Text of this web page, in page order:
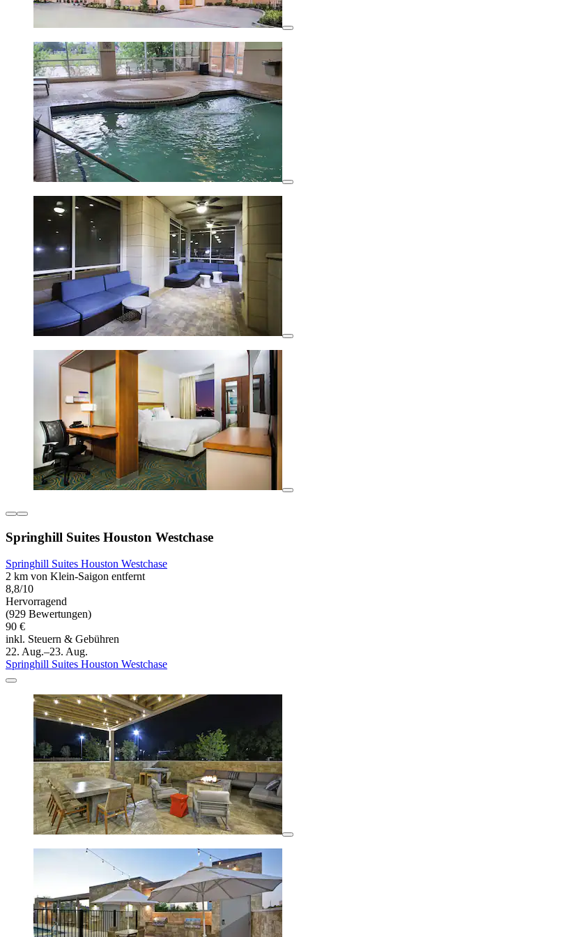
Springhill Suites Houston Westchase
Springhill Suites Houston Westchase
2 km von Klein-Saigon entfernt
8,8/10
Hervorragend
(929 Bewertungen)
90 €
inkl. Steuern & Gebühren
22. Aug.–23. Aug.
Springhill Suites Houston Westchase